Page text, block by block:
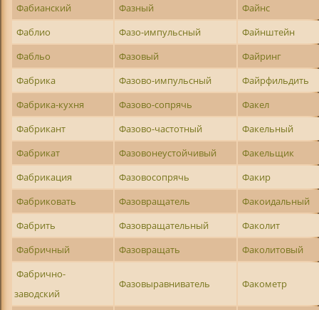
Фабианский
Фазный
Файнс
Фаблио
Фазо-импульсный
Файнштейн
Фабльо
Фазовый
Файринг
Фабрика
Фазово-импульсный
Файрфильдить
Фабрика-кухня
Фазово-сопрячь
Факел
Фабрикант
Фазово-частотный
Факельный
Фабрикат
Фазовонеустойчивый
Факельщик
Фабрикация
Фазовосопрячь
Факир
Фабриковать
Фазовращатель
Факоидальный
Фабрить
Фазовращательный
Факолит
Фабричный
Фазовращать
Факолитовый
Фабрично-
заводский
Фазовыравниватель Факометр